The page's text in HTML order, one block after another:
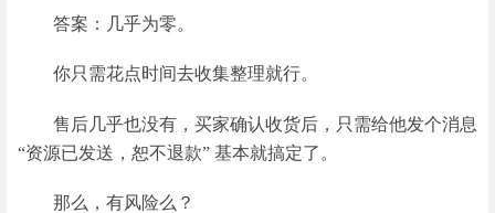
答案：几乎为零。
你只需花点时间去收集整理就行。
售后几乎也没有，买家确认收货后，只需给他发个消息
“资源已发送，恕不退款” 基本就搞定了。
那么，有风险么？